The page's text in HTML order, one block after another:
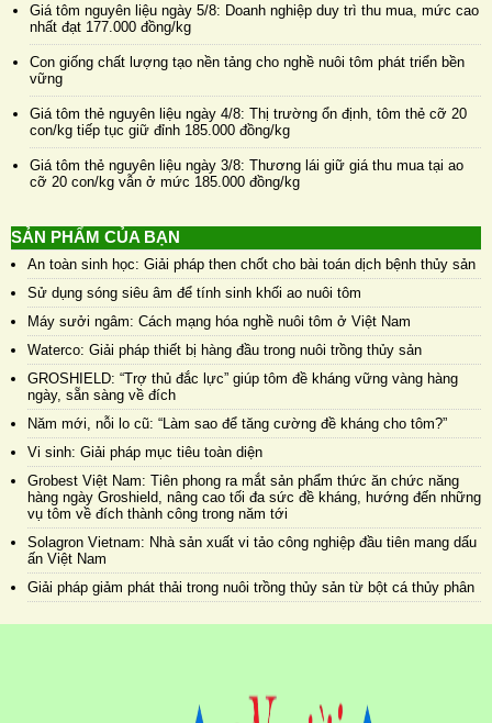
Giá tôm nguyên liệu ngày 5/8: Doanh nghiệp duy trì thu mua, mức cao
nhất đạt 177.000 đồng/kg
Con giống chất lượng tạo nền tảng cho nghề nuôi tôm phát triển bền
vững
Giá tôm thẻ nguyên liệu ngày 4/8: Thị trường ổn định, tôm thẻ cỡ 20
con/kg tiếp tục giữ đỉnh 185.000 đồng/kg
Giá tôm thẻ nguyên liệu ngày 3/8: Thương lái giữ giá thu mua tại ao
cỡ 20 con/kg vẫn ở mức 185.000 đồng/kg
SẢN PHẨM CỦA BẠN
An toàn sinh học: Giải pháp then chốt cho bài toán dịch bệnh thủy sản
Sử dụng sóng siêu âm để tính sinh khối ao nuôi tôm
Máy sưởi ngâm: Cách mạng hóa nghề nuôi tôm ở Việt Nam
Waterco: Giải pháp thiết bị hàng đầu trong nuôi trồng thủy sản
GROSHIELD: “Trợ thủ đắc lực” giúp tôm đề kháng vững vàng hàng
ngày, sẵn sàng về đích
Năm mới, nỗi lo cũ: “Làm sao để tăng cường đề kháng cho tôm?”
Vi sinh: Giải pháp mục tiêu toàn diện
Grobest Việt Nam: Tiên phong ra mắt sản phẩm thức ăn chức năng
hàng ngày Groshield, nâng cao tối đa sức đề kháng, hướng đến những
vụ tôm về đích thành công trong năm tới
Solagron Vietnam: Nhà sản xuất vi tảo công nghiệp đầu tiên mang dấu
ấn Việt Nam
Giải pháp giảm phát thải trong nuôi trồng thủy sản từ bột cá thủy phân